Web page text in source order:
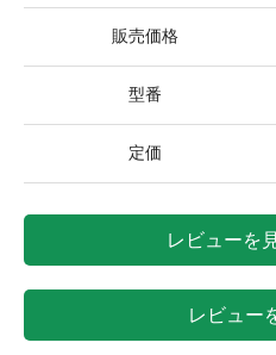
販売価格
型番
定価
レビューを
レビュー